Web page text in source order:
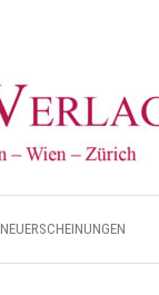
NEUERSCHEINUNGEN